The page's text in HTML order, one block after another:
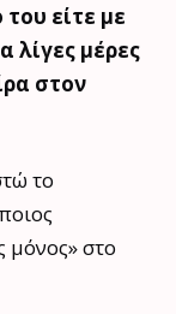
είτε με
λίγες μέρες
στον
το
μόνος» στο